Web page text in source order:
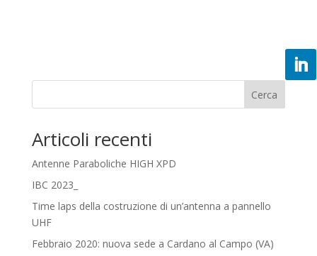
Cerca
Articoli recenti
Antenne Paraboliche HIGH XPD
IBC 2023_
Time laps della costruzione di un’antenna a pannello
UHF
Febbraio 2020: nuova sede a Cardano al Campo (VA)